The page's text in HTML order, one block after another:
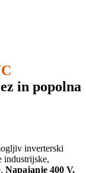
in popolna
inverterski
industrijske,
Napajanje 400 V,